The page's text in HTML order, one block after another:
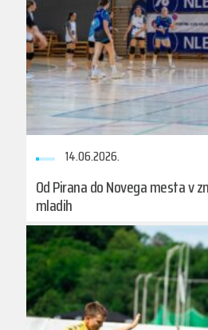
14.06.2026.
Od Pirana do Novega mesta v
mladih